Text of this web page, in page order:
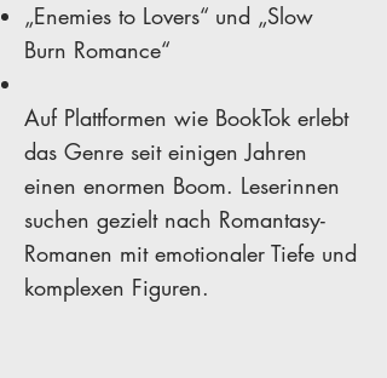
„Enemies to Lovers“ und „Slow
Burn Romance“
Auf Plattformen wie BookTok erlebt
das Genre seit einigen Jahren
einen enormen Boom. Leserinnen
suchen gezielt nach Romantasy-
Romanen mit emotionaler Tiefe und
komplexen Figuren.